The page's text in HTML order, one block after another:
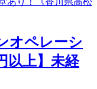
オペレーシ
以上】未経